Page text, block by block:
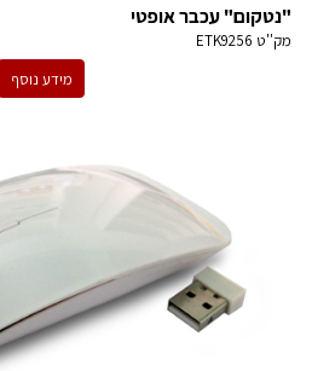
"נטקום" עכבר אופטי
מק''ט ETK9256
מידע נוסף